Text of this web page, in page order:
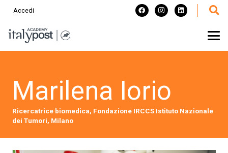
Accedi
Marilena Iorio
Ricercatrice biomedica, Fondazione IRCCS Istituto Nazionale
dei Tumori, Milano